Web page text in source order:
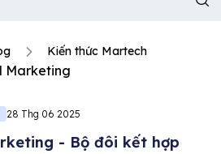
Kiến thức Martech
Marketing
28 Thg 06 2025
- Bộ đôi kết hợp